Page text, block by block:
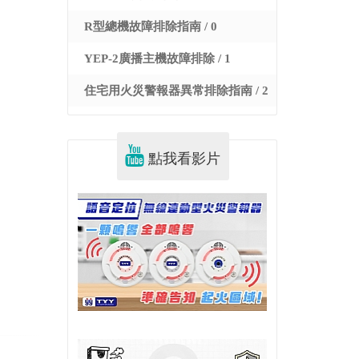
R型總機故障排除指南 / 0
YEP-2廣播主機故障排除 / 1
住宅用火災警報器異常排除指南 / 2
點我看影片